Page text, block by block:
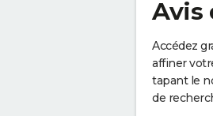
Avis
Accédez
affiner
tapant le
de